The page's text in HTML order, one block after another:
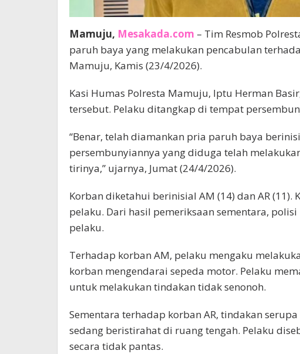
Mamuju, Mesakada.com – Tim Resmob
paruh baya yang melakukan pencabulan
Mamuju, Kamis (23/4/2026).
Kasi Humas Polresta Mamuju, Iptu Herman
tersebut. Pelaku ditangkap di tempat
“Benar, telah diamankan pria paruh baya
persembunyiannya yang diduga telah
tirinya,” ujarnya, Jumat (24/4/2026).
Korban diketahui berinisial AM (14) dan AR
pelaku. Dari hasil pemeriksaan sementara,
pelaku.
Terhadap korban AM, pelaku mengaku
korban mengendarai sepeda motor. Pelaku
untuk melakukan tindakan tidak senonoh.
Sementara terhadap korban AR, tindakan
sedang beristirahat di ruang tengah. Pelaku
secara tidak pantas.